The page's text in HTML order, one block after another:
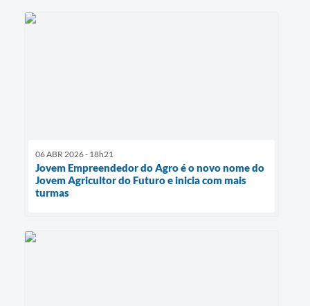
06 ABR 2026 - 18h21
Jovem Empreendedor do Agro é o novo nome do
Jovem Agricultor do Futuro e inicia com mais
turmas